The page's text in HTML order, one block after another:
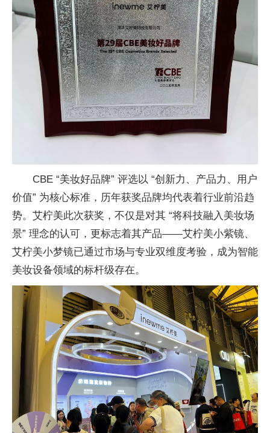
CBE “美妆好品牌” 评选以 “创新力、产品力、用户
价值” 为核心标准，历年获奖品牌均代表着行业前沿趋
势。艾柠美此次获奖，不仅是对其 “将科技融入美妆场
景” 理念的认可，更标志着其产品——艾柠美小紫镜、
艾柠美小梦镜已通过市场与专业双维度考验，成为智能
美妆设备领域的标杆级存在。